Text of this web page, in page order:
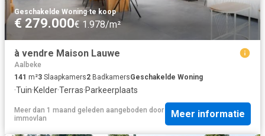
Geschakelde Woning·te koop
€ 279.000€ 1.978/m²
à vendre Maison Lauwe
Aalbeke
141 m²3 Slaapkamers2 BadkamersGeschakelde Woning
·Tuin·Kelder·Terras·Parkeerplaats
Meer dan 1 maand geleden aangeboden door
immovlan
Meer informatie